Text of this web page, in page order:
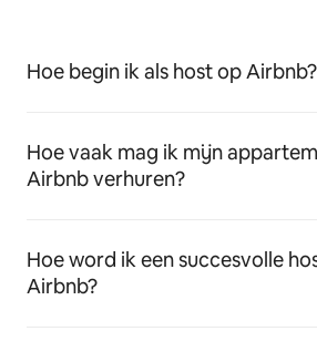
Hoe begin ik als host op Airbnb?
Hoe vaak mag ik mijn
Airbnb verhuren?
Hoe word ik een succesvolle
Airbnb?